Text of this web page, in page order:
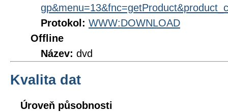
Protokol: WWW:DOWNLOAD
Offline
Název: dvd
Kvalita dat
Úroveň působnosti